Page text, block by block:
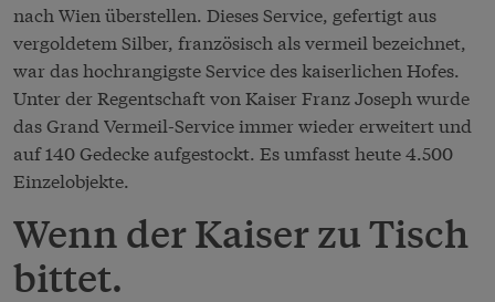
nach Wien überstellen. Dieses Service, gefertigt aus
vergoldetem Silber, französisch als vermeil bezeichnet,
war das hochrangigste Service des kaiserlichen Hofes.
Unter der Regentschaft von Kaiser Franz Joseph wurde
das Grand Vermeil-Service immer wieder erweitert und
auf 140 Gedecke aufgestockt. Es umfasst heute 4.500
Einzelobjekte.
Wenn der Kaiser zu Tisch
bittet.